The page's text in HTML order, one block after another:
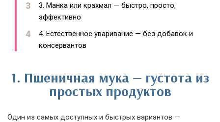
3. Манка или крахмал — быстро, просто,
эффективно
4. Естественное уваривание — без добавок и
консервантов
1. Пшеничная мука — густота из
простых продуктов
Один из самых доступных и быстрых вариантов —